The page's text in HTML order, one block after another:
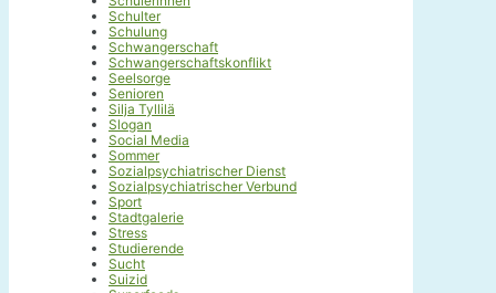
Schulter
Schulung
Schwangerschaft
Schwangerschaftskonflikt
Seelsorge
Senioren
Silja Tyllilä
Slogan
Social Media
Sommer
Sozialpsychiatrischer Dienst
Sozialpsychiatrischer Verbund
Sport
Stadtgalerie
Stress
Studierende
Sucht
Suizid